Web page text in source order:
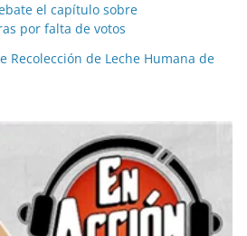
el capítulo sobre
por falta de votos
Recolección de Leche Humana de